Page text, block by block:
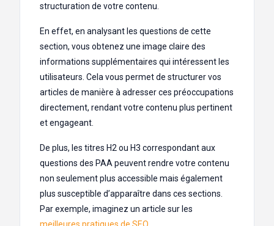
structuration de votre contenu.
En effet, en analysant les questions de cette
section, vous obtenez une image claire des
informations supplémentaires qui intéressent les
utilisateurs. Cela vous permet de structurer vos
articles de manière à adresser ces préoccupations
directement, rendant votre contenu plus pertinent
et engageant.
De plus, les titres H2 ou H3 correspondant aux
questions des PAA peuvent rendre votre contenu
non seulement plus accessible mais également
plus susceptible d’apparaître dans ces sections.
Par exemple, imaginez un article sur les
meilleures pratiques de SEO